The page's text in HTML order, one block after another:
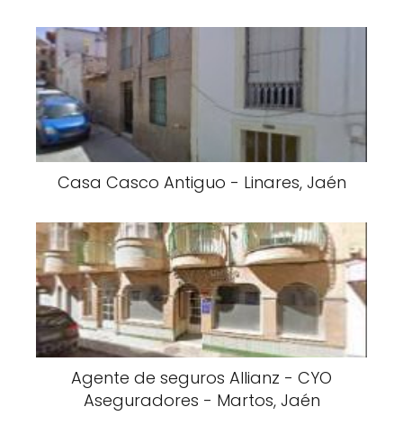
Casa Casco Antiguo - Linares, Jaén
Agente de seguros Allianz - CYO
Aseguradores - Martos, Jaén